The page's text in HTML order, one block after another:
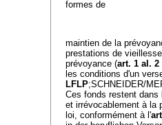
formes de
maintien de la
prestations de
prévoyance (art. 1 al. 2
les conditions d'un
LFLP;SCHNEIDER/
Ces fonds restent dans
et irrévocablement à la
loi, conformément à l'